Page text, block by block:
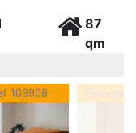
87
qm
109908